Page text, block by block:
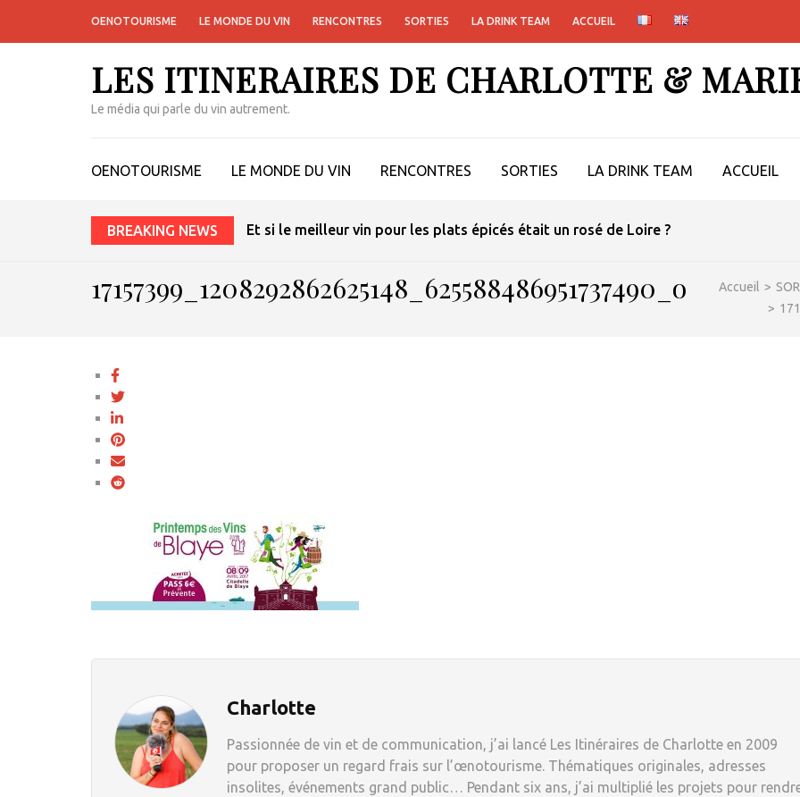
OENOTOURISME LE MONDE DU VIN RENCONTRES SORTIES LA DRINK TEAM ACCUEIL
LES ITINERAIRES DE CHARLOTTE &
Le média qui parle du vin autrement.
OENOTOURISME LE MONDE DU VIN RENCONTRES SORTIES LA DRINK TEAM ACCUEIL
BREAKING NEWS Et si le meilleur vin pour les plats épicés était un rosé de Loire ?
Accueil >
>
17157399_1208292862625148_625588486951737490_o
Charlotte
Passionnée de vin et de communication, j’ai lancé Les Itinéraires de Charlotte en 2009
pour proposer un regard frais sur l’œnotourisme. Thématiques originales, adresses
insolites, événements grand public… Pendant six ans, j’ai multiplié les projets pour